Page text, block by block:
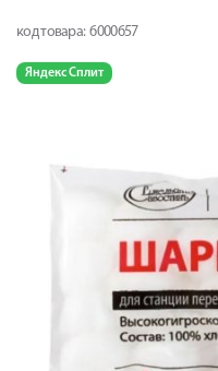
код товара: 6000657
Яндекс Сплит